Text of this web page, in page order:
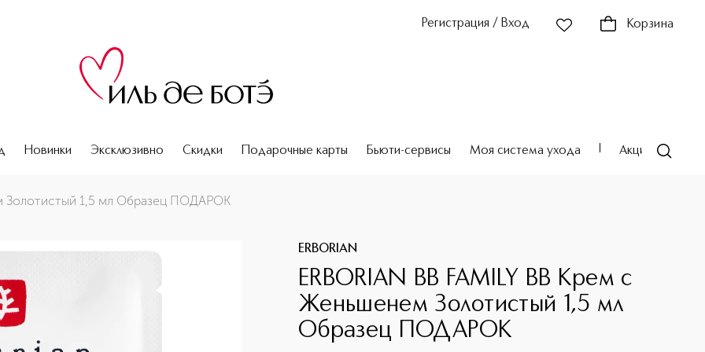
Регистрация / Вход Корзина
Новинки Эксклюзивно Скидки Подарочные карты Бьюти-сервисы Моя система ухода Акции
1,5 мл Образец ПОДАРОК
Золотистый 1,5 мл Образец ПОДАРОК
ERBORIAN
ERBORIAN BB FAMILY ВВ Крем с
Женьшенем Золотистый 1,5 мл
Образец ПОДАРОК